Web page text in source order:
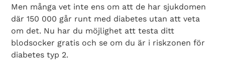
Men många vet inte ens om att de har sjukdomen
där 150 000 går runt med diabetes utan att veta
om det. Nu har du möjlighet att testa ditt
blodsocker gratis och se om du är i riskzonen för
diabetes typ 2.